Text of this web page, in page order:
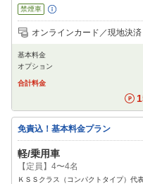
禁煙車
追加可能オプション
（次画面で選択が
カーナビ
オンラインカード／現地決済
基本料金
オプション
合計料金
免責込！基本料金プラン
軽/乗用車
【定員】4〜4名
ＫＳＳクラス（コンパクトタイプ）代